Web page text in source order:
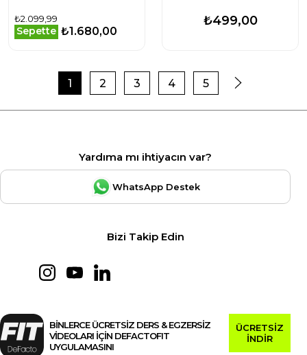
₺2.099,99
Sepette ₺1.680,00
₺499,00
1 2 3 4 5
Yardıma mı ihtiyacın var?
WhatsApp Destek
Bizi Takip Edin
BİNLERCE ÜCRETSİZ DERS & EGZERSİZ
VİDEOLARI İÇİN DEFACTOFIT
UYGULAMASINI
ÜCRETSİZ
İNDİR